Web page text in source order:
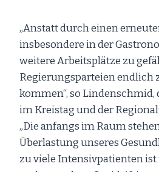
„Anstatt durch einen
insbesondere in der
weitere Arbeitsplätze zu
Regierungsparteien endlich
kommen“, so Lindenschmid,
im Kreistag und der
„Die anfangs im Raum
Überlastung unseres
zu viele Intensivpatienten